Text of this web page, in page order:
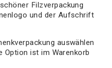
Filzverpackung
und der Aufschrift
auswählen
Option ist im Warenkorb